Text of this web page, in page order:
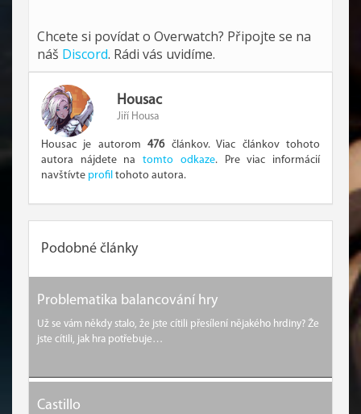
Chcete si povídat o Overwatch? Připojte se na
náš Discord. Rádi vás uvidíme.
Housac
Jiří Housa
Housac je autorom476článkov. Viac článkov tohoto
autora nájdete natomto odkaze. Pre viac informácií
navštívte profil tohoto autora.
Podobné články
Problematika balancování hry
Už se vám někdy stalo, že jste cítili přesílení nějakého hrdiny? Že
jste cítili, jak hra potřebuje…
Castillo